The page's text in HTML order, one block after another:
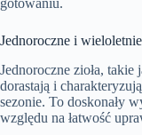
gotowaniu.
Jednoroczne i wieloletnie
Jednoroczne zioła, takie
dorastają i
sezonie. To doskonały
względu na łatwość